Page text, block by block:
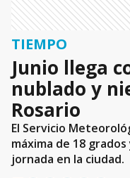
TIEMPO
Junio llega
nublado y
Rosario
El Servicio
máxima de 18
jornada en la ciudad.